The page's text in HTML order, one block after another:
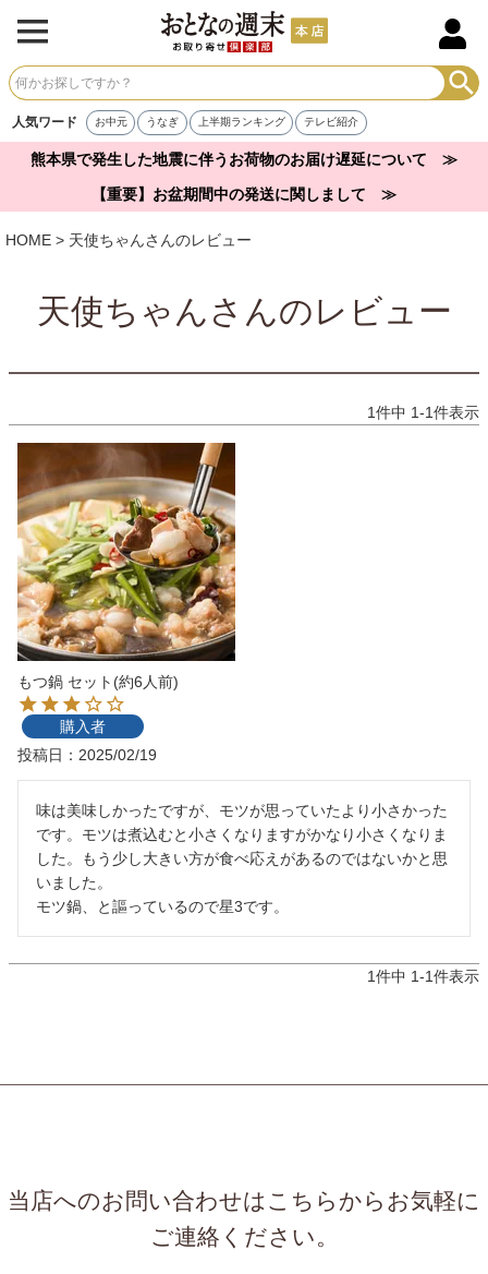
人気ワード お中元 うなぎ 上半期ランキング テレビ紹介
熊本県で発生した地震に伴うお荷物のお届け遅延について ≫
【重要】お盆期間中の発送に関しまして ≫
HOME 天使ちゃんさんのレビュー
天使ちゃんさんのレビュー
1件中 1-1件表示
もつ鍋 セット(約6人前)
購入者
投稿日
2025/02/19
味は美味しかったですが、モツが思っていたより小さかった
です。モツは煮込むと小さくなりますがかなり小さくなりま
した。もう少し大きい方が食べ応えがあるのではないかと思
いました。
モツ鍋、と謳っているので星3です。
1件中 1-1件表示
当店へのお問い合わせはこちらからお気軽に
ご連絡ください。